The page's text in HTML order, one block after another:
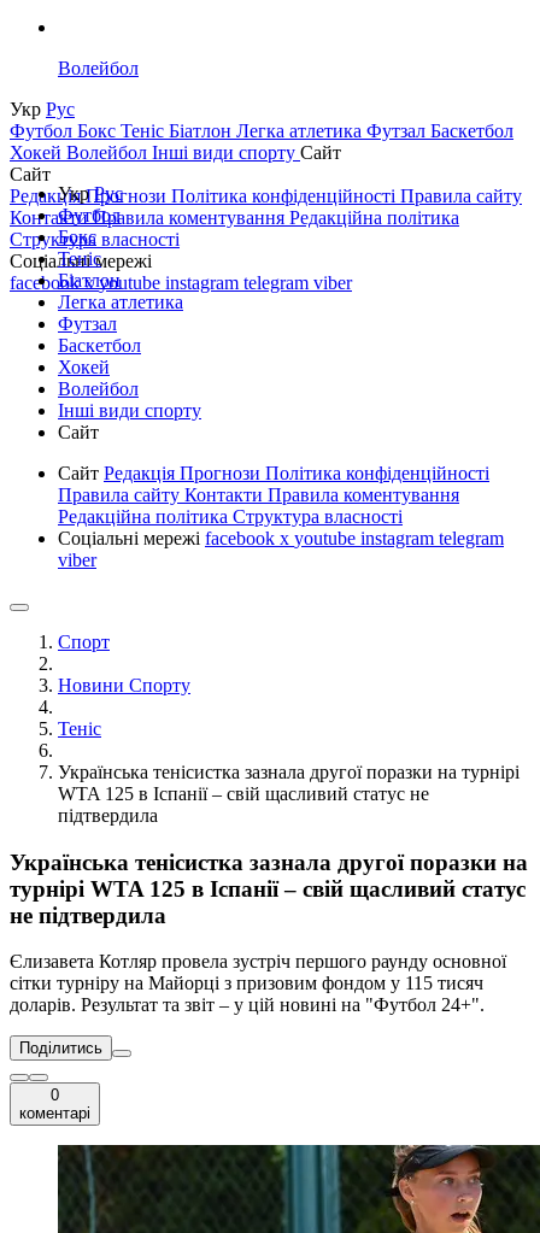
Волейбол
Укр Рус
Футбол Бокс Теніс Біатлон Легка атлетика Футзал Баскетбол
Хокей Волейбол Інші види спорту Сайт
Сайт
РедакціяПрогнози Політика конфіденційності Правила сайту
КонтактиПравила коментування Редакційна політика
Структура власності
Соціальні мережі
facebookxyoutube instagram telegram viber
УкрРус
Футбол
Бокс
Теніс
Біатлон
Легка атлетика
Футзал
Баскетбол
Хокей
Волейбол
Інші види спорту
Сайт
Сайт Редакція Прогнози Політика конфіденційності
Правила сайту Контакти Правила коментування
Редакційна політика Структура власності
Соціальні мережі facebook x youtube instagram telegram
viber
Спорт
Новини Спорту
Теніс
Українська тенісистка зазнала другої поразки на турнірі
WTA 125 в Іспанії – свій щасливий статус не
підтвердила
Українська тенісистка зазнала другої поразки на
турнірі WTA 125 в Іспанії – свій щасливий статус
не підтвердила
Єлизавета Котляр провела зустріч першого раунду основної
сітки турніру на Майорці з призовим фондом у 115 тисяч
доларів. Результат та звіт – у цій новині на "Футбол 24+".
Поділитись
0
коментарі